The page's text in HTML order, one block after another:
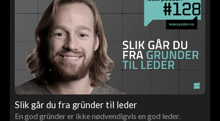
Slik går du fra gründer til leder
En god gründer er ikke nødvendigvis en god leder.